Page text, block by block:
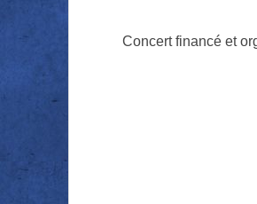
Concert financé et